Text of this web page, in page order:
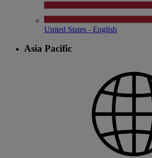
United States - English
Asia Pacific